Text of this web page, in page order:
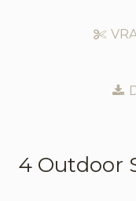
4 Outdoor